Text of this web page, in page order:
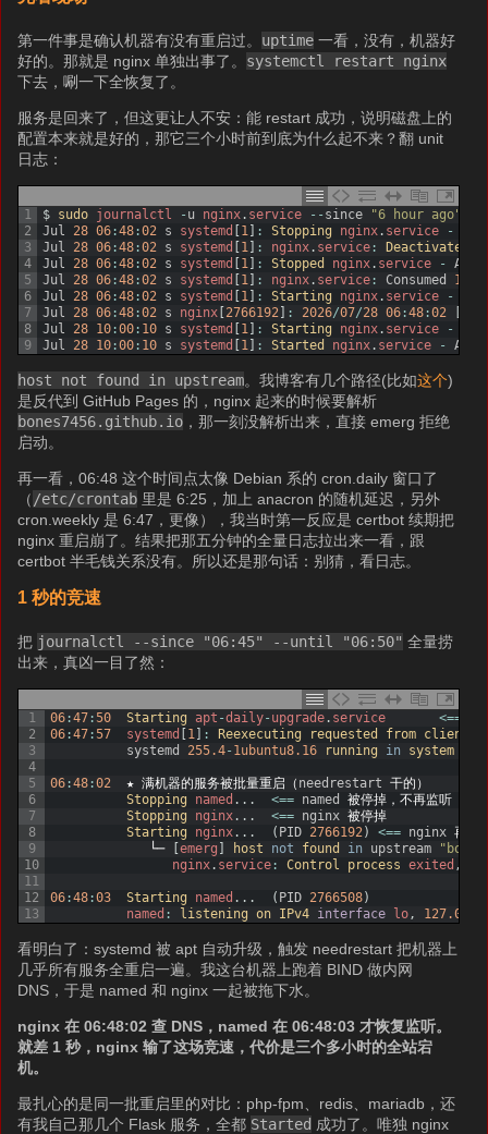
第一件事是确认机器有没有重启过。 uptime 一看，没有，机器好
好的。那就是 nginx 单独出事了。 systemctl restart nginx
下去，唰一下全恢复了。
服务是回来了，但这更让人不安：能 restart 成功，说明磁盘上的
配置本来就是好的，那它三个小时前到底为什么起不来？翻 unit
日志：
1
2
3
4
5
6
7
8
9
$ sudo journalctl - u nginx. service -- since "6 hour ago"
Jul
28 06:48:02 s systemd [1 ] : Stopping nginx. service -
Jul
28 06 :48 :02 s systemd [1 ] : nginx. service : Deactivated
Jul
28 06:48:02 s systemd [1 ] : Stopped nginx. service - A
Jul
28 06 :48 :02 s systemd [1 ] : nginx. service : Consumed
Jul
28 06:48:02 s systemd [1 ] : Starting nginx. service -
Jul
28 06 :48 :02 s nginx [2766192 ] : 2026/07/28 06 :48 :02 [
Jul
28 10:00: 10 s systemd [1 ] : Starting nginx. service -
Jul
28 10 :00 : 10 s systemd [1 ] : Started nginx. service - A
host not found in upstream。我博客有几个路径(比如这个)
是反代到 GitHub Pages 的，nginx 起来的时候要解析
bones7456.github.io ，那一刻没解析出来，直接 emerg 拒绝
启动。
再一看，06:48 这个时间点太像 Debian 系的 cron.daily 窗口了
（ /etc/crontab 里是 6:25，加上 anacron 的随机延迟，另外
cron.weekly 是 6:47，更像），我当时第一反应是 certbot 续期把
nginx 重启崩了。结果把那五分钟的全量日志拉出来一看，跟
certbot 半毛钱关系没有。所以还是那句话：别猜，看日志。
1 秒的竞速
把 journalctl --since "06:45" --until "06:50" 全量捞
出来，真凶一目了然：
1
2
3
4
5
6
7
8
9
10
11
12
13
06 :47 :50 Starting apt -daily- upgrade. service <==
06:47:57 systemd [1 ] : Reexecuting requested from client
systemd
255.4- 1ubuntu8.16 running in system
06 :48 :02 ★ 满机器的服务被批量重启（ needrestart 干的）
Stopping named . . . <== named 被停掉，不再监听
Stopping nginx. . . <== nginx 被停掉
Starting nginx. . . ( PID 2766192 ) <== nginx 再次
└─
[emerg ] host not found in upstream
nginx. service: Control process exited ,
06:48:03 Starting named . . . ( PID 2766508)
named : listening on IPv4 interface lo ,
看明白了：systemd 被 apt 自动升级，触发 needrestart 把机器上
几乎所有服务全重启一遍。我这台机器上跑着 BIND 做内网
DNS，于是 named 和 nginx 一起被拖下水。
nginx 在 06:48:02 查 DNS，named 在 06:48:03 才恢复监听。
就差 1 秒，nginx 输了这场竞速，代价是三个多小时的全站宕
机。
最扎心的是同一批重启里的对比：php-fpm、redis、mariadb，还
有我自己那几个 Flask 服务，全都 Started 成功了。唯独 nginx